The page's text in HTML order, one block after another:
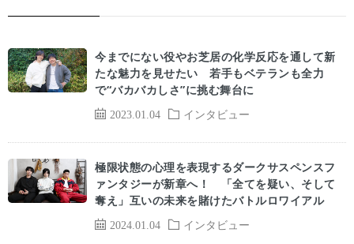
2023.01.04 インタビュー
今までにない役やお芝居の化学反応を通して新
たな魅力を見せたい 若手もベテランも全力
で“バカバカしさ”に挑む舞台に
2024.01.04 インタビュー
極限状態の心理を表現するダークサスペンスフ
ァンタジーが新章へ！ 「全てを疑い、そして
奪え」互いの未来を賭けたバトルロワイアル